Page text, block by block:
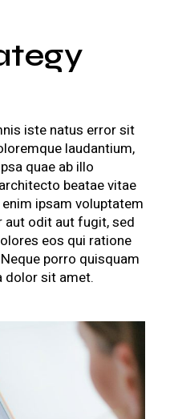
iste natus error sit
laudantium,
quae ab illo
beatae vitae
ipsam voluptatem
aut odit aut fugit, sed
eos qui ratione
porro quisquam
dolor sit amet.